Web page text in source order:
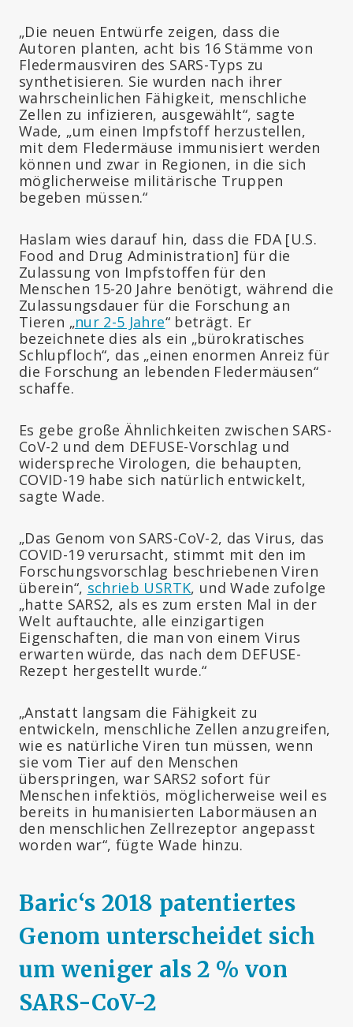
„Die neuen Entwürfe zeigen, dass die
Autoren planten, acht bis 16 Stämme von
Fledermausviren des SARS-Typs zu
synthetisieren. Sie wurden nach ihrer
wahrscheinlichen Fähigkeit, menschliche
Zellen zu infizieren, ausgewählt“, sagte
Wade, „um einen Impfstoff herzustellen,
mit dem Fledermäuse immunisiert werden
können und zwar in Regionen, in die sich
möglicherweise militärische Truppen
begeben müssen.“
Haslam wies darauf hin, dass die FDA [U.S.
Food and Drug Administration] für die
Zulassung von Impfstoffen für den
Menschen 15-20 Jahre benötigt, während die
Zulassungsdauer für die Forschung an
Tieren „nur 2-5 Jahre“ beträgt. Er
bezeichnete dies als ein „bürokratisches
Schlupfloch“, das „einen enormen Anreiz für
die Forschung an lebenden Fledermäusen“
schaffe.
Es gebe große Ähnlichkeiten zwischen SARS-
CoV-2 und dem DEFUSE-Vorschlag und
widerspreche Virologen, die behaupten,
COVID-19 habe sich natürlich entwickelt,
sagte Wade.
„Das Genom von SARS-CoV-2, das Virus, das
COVID-19 verursacht, stimmt mit den im
Forschungsvorschlag beschriebenen Viren
überein“, schrieb USRTK, und Wade zufolge
„hatte SARS2, als es zum ersten Mal in der
Welt auftauchte, alle einzigartigen
Eigenschaften, die man von einem Virus
erwarten würde, das nach dem DEFUSE-
Rezept hergestellt wurde.“
„Anstatt langsam die Fähigkeit zu
entwickeln, menschliche Zellen anzugreifen,
wie es natürliche Viren tun müssen, wenn
sie vom Tier auf den Menschen
überspringen, war SARS2 sofort für
Menschen infektiös, möglicherweise weil es
bereits in humanisierten Labormäusen an
den menschlichen Zellrezeptor angepasst
worden war“, fügte Wade hinzu.
Baric‘s 2018 patentiertes
Genom unterscheidet sich
um weniger als 2 % von
SARS-CoV-2